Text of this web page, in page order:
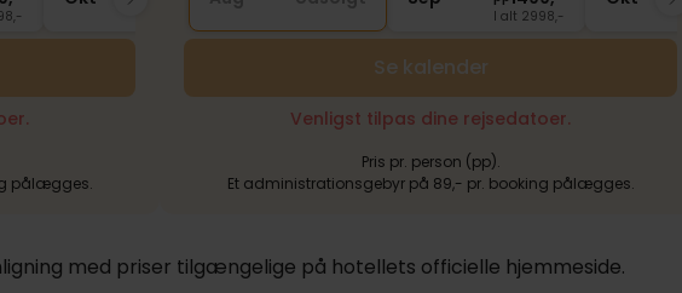
I alt 3598,-
pålægges.
I alt 2998,-
Se kalender
Venligst tilpas dine rejsedatoer.
Pris pr. person (pp).
Et administrationsgebyr på 89,- pr. booking pålægges.
med priser tilgængelige på hotellets officielle hjemmeside.